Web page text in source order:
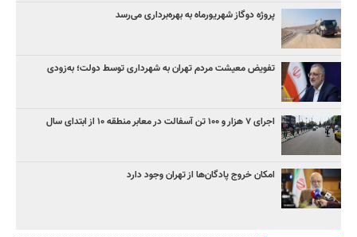
پروژه دوگاز شهریورماه به بهره‌برداری می‌رسد
تفویض معیشت مردم تهران به شهرداری توسط دولت؛ به‌زودی
اجرای ۷ هزار و ۱۰۰ تن آسفالت در معابر منطقه ۱۰ از ابتدای سال
امکان خروج پادگان‌ها از تهران وجود دارد